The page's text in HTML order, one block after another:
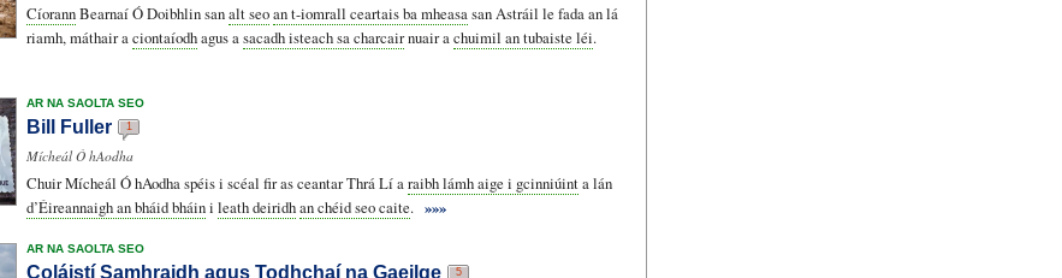
CíorannBearnaí Ó Doibhlin sanalt seoan t-iomrall ceartais ba mheasasan Astráil le fada an lá
riamh, máthair aciontaíodhagus asacadh isteach sa charcairnuair achuimil an tubaiste léi.
AR NA SAOLTA SEO
Bill Fuller 1
Mícheál Ó hAodha
Chuir Mícheál Ó hAodha spéis i scéal fir as ceantar Thrá Lí araibh lámh aige i gcinniúinta lán
d’Éireannaigh an bháid bháini leath deiridhan chéid seo caite. »»»
AR NA SAOLTA SEO
Coláistí Samhraidh agus Todhchaí na Gaeilge 5